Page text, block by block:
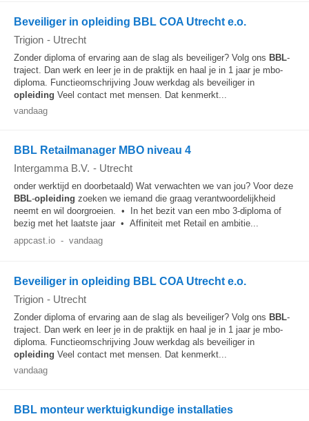
Beveiliger in opleiding BBL COA Utrecht e.o.
Trigion - Utrecht
Zonder diploma of ervaring aan de slag als beveiliger? Volg ons BBL-
traject. Dan werk en leer je in de praktijk en haal je in 1 jaar je mbo-
diploma. Functieomschrijving Jouw werkdag als beveiliger in
opleiding Veel contact met mensen. Dat kenmerkt...
vandaag
BBL Retailmanager MBO niveau 4
Intergamma B.V. - Utrecht
onder werktijd en doorbetaald) Wat verwachten we van jou? Voor deze
BBL-opleiding zoeken we iemand die graag verantwoordelijkheid
neemt en wil doorgroeien. • In het bezit van een mbo 3-diploma of
bezig met het laatste jaar • Affiniteit met Retail en ambitie...
appcast.io - vandaag
Beveiliger in opleiding BBL COA Utrecht e.o.
Trigion - Utrecht
Zonder diploma of ervaring aan de slag als beveiliger? Volg ons BBL-
traject. Dan werk en leer je in de praktijk en haal je in 1 jaar je mbo-
diploma. Functieomschrijving Jouw werkdag als beveiliger in
opleiding Veel contact met mensen. Dat kenmerkt...
vandaag
BBL monteur werktuigkundige installaties